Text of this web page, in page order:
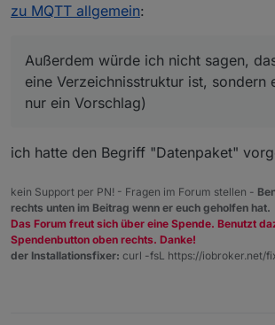
sondern eher
Vorschlag)
<Raum>/<Gerätetyp>/
(Wohnzimmer/Lichter/
ungsstatus) genau so
dem Broker mitteilen
Struktur erleichtert die
Bearbeitung.
zu MQTT allgemein:
Außerdem würde ich nicht sagen,
eine Verzeichnisstruktur ist, sondern
nur ein Vorschlag)
ich hatte den Begriff "Datenpaket"
kein Support per PN! - Fragen im Forum stellen -
rechts unten im Beitrag wenn er euch geholfen hat.
Das Forum freut sich über eine Spende. Benutzt
Spendenbutton oben rechts. Danke!
der Installationsfixer: curl -fsL https://iobroker.net/